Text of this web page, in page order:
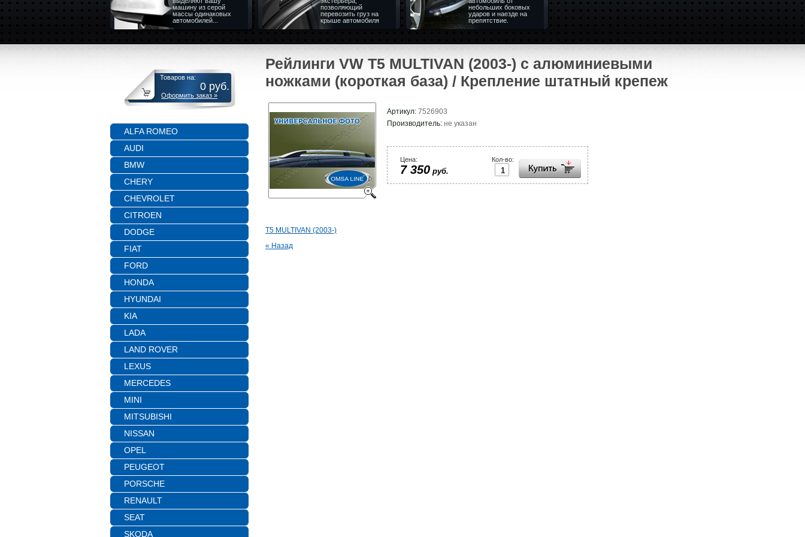
машину из серой
массы одинаковых
автомобилей...
позволяющий
перевозить груз на
крыше автомобиля
небольших боковых
ударов и наезде на
препятствие.
Рейлинги VW T5 MULTIVAN (2003-) с алюминиевыми
ножками (короткая база) / Крепление штатный крепеж
Артикул: 7526903
Производитель: не указан
Кол-во:
Цена:
7 350 руб.
T5 MULTIVAN (2003-)
« Назад
Товаров на:
0 руб.
Оформить заказ »
ALFA ROMEO
AUDI
BMW
CHERY
CHEVROLET
CITROEN
DODGE
FIAT
FORD
HONDA
HYUNDAI
KIA
LADA
LAND ROVER
LEXUS
MERCEDES
MINI
MITSUBISHI
NISSAN
OPEL
PEUGEOT
PORSCHE
RENAULT
SEAT
SKODA